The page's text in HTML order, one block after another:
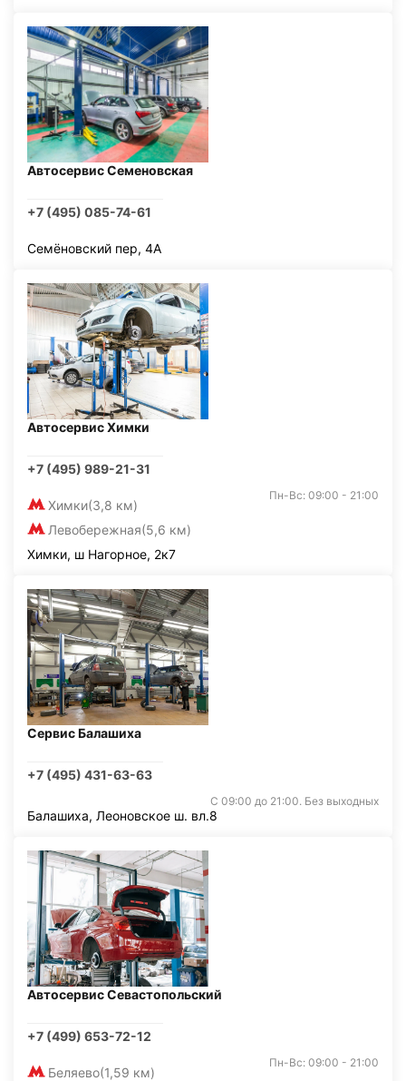
Автосервис Семеновская
+7 (495) 085-74-61
Семёновский пер, 4А
Автосервис Химки
+7 (495) 989-21-31
Химки(3,8 км)
Левобережная(5,6 км)
Пн-Вс: 09:00 - 21:00
Химки, ш Нагорное, 2к7
Сервис Балашиха
+7 (495) 431-63-63
С 09:00 до 21:00. Без выходных
Балашиха, Леоновское ш. вл.8
Автосервис Севастопольский
+7 (499) 653-72-12
Беляево(1,59 км)
Пн-Вс: 09:00 - 21:00